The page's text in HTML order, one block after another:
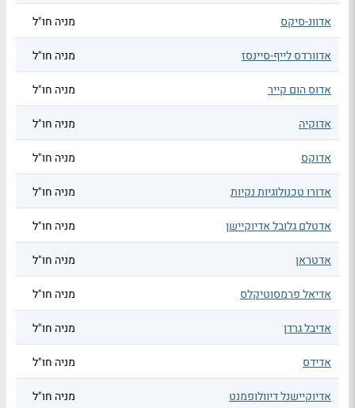
אדוונ-סיקס מניה חו"ל
אדוורדס לייף-סיינסז מניה חו"ל
אדוס הום קייר מניה חו"ל
אדוקיה מניה חו"ל
אדוקס מניה חו"ל
אדורו טכנולוגיות נקיות מניה חו"ל
אדטלם גלובל אדיוקיישן מניה חו"ל
אדטראן מניה חו"ל
אדיאל פרמסוטיקלס מניה חו"ל
אדיבל גרדן מניה חו"ל
אדידס מניה חו"ל
אדיוקיישנל דיוולופמנט מניה חו"ל